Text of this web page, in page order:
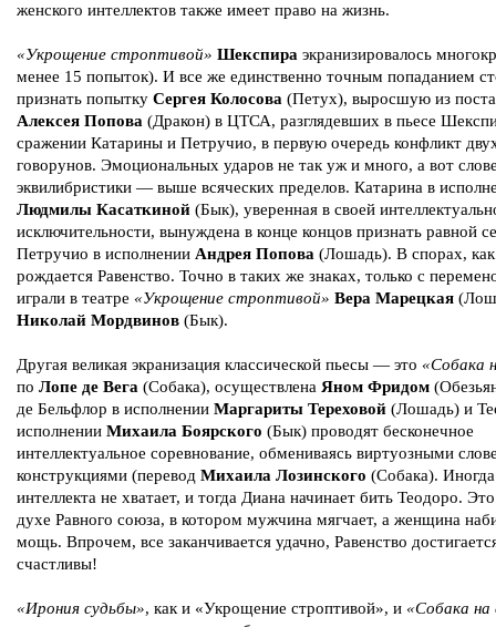
женского интеллектов также имеет право на жизнь.
«Укрощение строптивой» Шекспира экранизировалось
менее 15 попыток). И все же единственно точным попаданием
признать попытку Сергея Колосова (Петух), выросшую из
Алексея Попова (Дракон) в ЦТСА, разглядевших в пьесе
сражении Катарины и Петручио, в первую очередь конфликт
говорунов. Эмоциональных ударов не так уж и много, а вот
эквилибристики — выше всяческих пределов. Катарина в
Людмилы Касаткиной (Бык), уверенная в своей
исключительности, вынуждена в конце концов признать равной
Петручио в исполнении Андрея Попова (Лошадь). В спорах, как
рождается Равенство. Точно в таких же знаках, только с
играли в театре «Укрощение строптивой» Вера Марецкая
Николай Мордвинов (Бык).
Другая великая экранизация классической пьесы — это «Собака
по Лопе де Вега (Собака), осуществлена Яном Фридом
де Бельфлор в исполнении Маргариты Тереховой (Лошадь) и
исполнении Михаила Боярского (Бык) проводят бесконечное
интеллектуальное соревнование, обмениваясь виртуозными
конструкциями (перевод Михаила Лозинского (Собака). Иногда
интеллекта не хватает, и тогда Диана начинает бить Теодоро.
духе Равного союза, в котором мужчина мягчает, а женщина
мощь. Впрочем, все заканчивается удачно, Равенство
счастливы!
«Ирония судьбы», как и «Укрощение строптивой», и «Собака на